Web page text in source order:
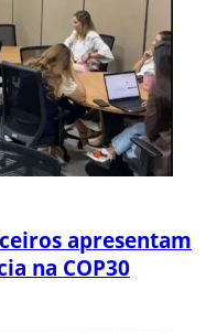
apresentam
na COP30